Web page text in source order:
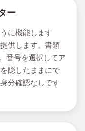
ー
に機能します
供します。書類
番号を選択してア
隠したままにで
分確認なしです